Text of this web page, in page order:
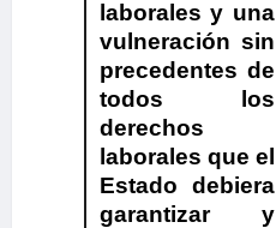
laborales y una
vulneración sin
precedentes de
todos los
derechos
laborales que el
Estado debiera
garantizar y